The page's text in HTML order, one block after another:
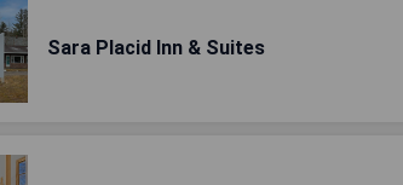
Sara Placid Inn & Suites